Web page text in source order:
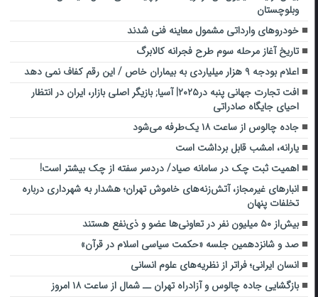
وبلوچستان
خودروهای وارداتی مشمول معاینه فنی شدند
تاریخ آغاز مرحله سوم طرح فجرانه کالابرگ
اعلام بودجه ۹ هزار میلیاردی به بیماران خاص / این رقم کفاف نمی دهد
افت تجارت جهانی پنبه در۲۰۲۵| آسیا; بازیگر اصلی بازار، ایران در انتظار
احیای جایگاه صادراتی
جاده چالوس از ساعت ۱۸ یک‌طرفه می‌شود
یارانه، امشب قابل برداشت است
اهمیت ثبت چک در سامانه صیاد/ دردسر سفته از چک بیشتر است!
انبارهای غیرمجاز، آتش‌زنه‌های خاموش تهران؛ هشدار به شهرداری درباره
تخلفات پنهان
بیش‌از ۵۰ میلیون نفر در تعاونی‌ها عضو و ذی‌نفع هستند
صد و شانزدهمین جلسه «حکمت سیاسی اسلام در قرآن»
انسان ایرانی؛ فراتر از نظریه‌های علوم انسانی
بازگشایی جاده چالوس و آزادراه تهران ــ شمال از ساعت ۱۸ امروز